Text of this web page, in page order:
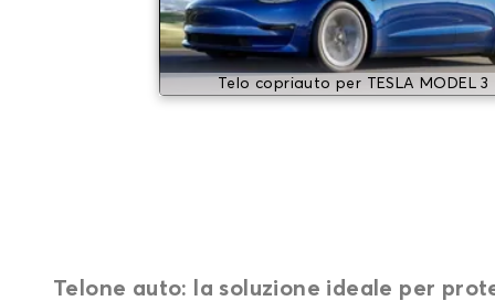
Telo copriauto per TESLA MODEL 3
Telone auto: la soluzione ideale per